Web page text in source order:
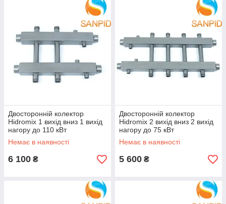
Двосторонній колектор
Hidromix 1 вихід вниз 1 вихід
нагору до 110 кВт
Немає в наявності
6 100 ₴
Двосторонній колектор
Hidromix 2 вихід вниз 2 вихід
нагору до 75 кВт
Немає в наявності
5 600 ₴